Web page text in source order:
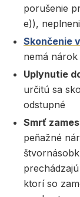
porušenie
e)),
Skončenie
nemá
Uplynutie
určitú sa
odstupné
Smrť
peňažné
ktorí so